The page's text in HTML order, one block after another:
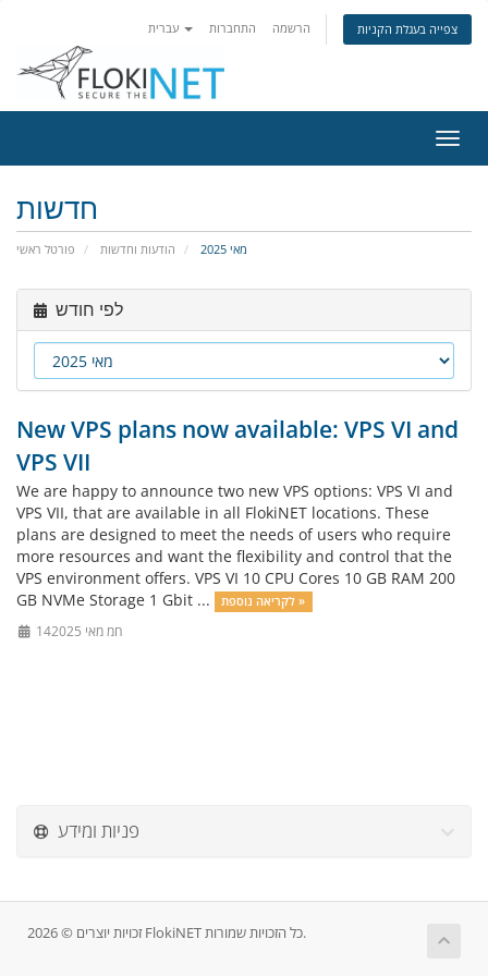
התחברות הרשמה צפייה בעגלת הקניות
ניווט
חדשות
פורטל ראשי הודעות וחדשות מאי 2025
לפי חודש
New VPS plans now available: VPS VI and
VPS VII
We are happy to announce two new VPS options: VPS VI and
VPS VII, that are available in all FlokiNET locations. These
plans are designed to meet the needs of users who require
more resources and want the flexibility and control that the
VPS environment offers. VPS VI 10 CPU Cores 10 GB RAM 200
GB NVMe Storage 1 Gbit ...
לקריאה נוספת »
14חמ מאי 2025
פניות ומידע
זכויות יוצרים © 2026 FlokiNET כל הזכויות שמורות.